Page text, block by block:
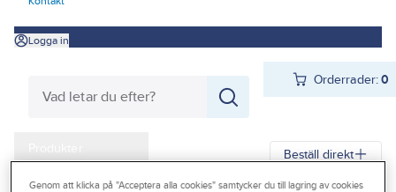
Logga in
Orderrader:0
Kampanjer
Beställ direkt
Genom att klicka på "Acceptera alla cookies" samtycker du till lagring av cookies